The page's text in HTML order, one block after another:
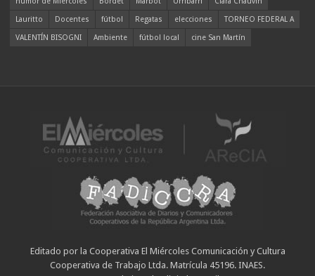
Lauritto
Docentes fútbol Regatas elecciones
TORNEO FEDERAL A
VALENTÍN BISOGNI
Ambiente fútbol local cine San Martín
Editado por la Cooperativa El Miércoles Comunicación y Cultura
Cooperativa de Trabajo Ltda. Matrícula 45196. INAES.